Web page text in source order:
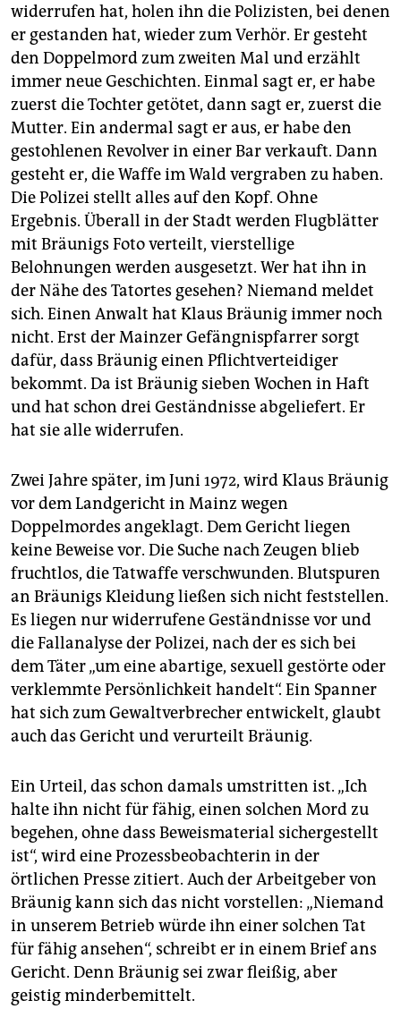
widerrufen hat, holen ihn die Polizisten, bei denen
er gestanden hat, wieder zum Verhör. Er gesteht
den Doppelmord zum zweiten Mal und erzählt
immer neue Geschichten. Einmal sagt er, er habe
zuerst die Tochter getötet, dann sagt er, zuerst die
Mutter. Ein andermal sagt er aus, er habe den
gestohlenen Revolver in einer Bar verkauft. Dann
gesteht er, die Waffe im Wald vergraben zu haben.
Die Polizei stellt alles auf den Kopf. Ohne
Ergebnis. Überall in der Stadt werden Flugblätter
mit Bräunigs Foto verteilt, vierstellige
Belohnungen werden ausgesetzt. Wer hat ihn in
der Nähe des Tatortes gesehen? Niemand meldet
sich. Einen Anwalt hat Klaus Bräunig immer noch
nicht. Erst der Mainzer Gefängnispfarrer sorgt
dafür, dass Bräunig einen Pflichtverteidiger
bekommt. Da ist Bräunig sieben Wochen in Haft
und hat schon drei Geständnisse abgeliefert. Er
hat sie alle widerrufen.
Zwei Jahre später, im Juni 1972, wird Klaus Bräunig
vor dem Landgericht in Mainz wegen
Doppelmordes angeklagt. Dem Gericht liegen
keine Beweise vor. Die Suche nach Zeugen blieb
fruchtlos, die Tatwaffe verschwunden. Blutspuren
an Bräunigs Kleidung ließen sich nicht feststellen.
Es liegen nur widerrufene Geständnisse vor und
die Fallanalyse der Polizei, nach der es sich bei
dem Täter „um eine abartige, sexuell gestörte oder
verklemmte Persönlichkeit handelt“. Ein Spanner
hat sich zum Gewaltverbrecher entwickelt, glaubt
auch das Gericht und verurteilt Bräunig.
Ein Urteil, das schon damals umstritten ist. „Ich
halte ihn nicht für fähig, einen solchen Mord zu
begehen, ohne dass Beweismaterial sichergestellt
ist“, wird eine Prozessbeobachterin in der
örtlichen Presse zitiert. Auch der Arbeitgeber von
Bräunig kann sich das nicht vorstellen: „Niemand
in unserem Betrieb würde ihn einer solchen Tat
für fähig ansehen“, schreibt er in einem Brief ans
Gericht. Denn Bräunig sei zwar fleißig, aber
geistig minderbemittelt.